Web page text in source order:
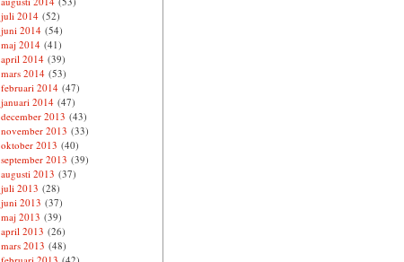
juli 2014(52)
juni 2014(54)
maj 2014(41)
april 2014(39)
mars 2014(53)
februari 2014(47)
januari 2014(47)
december 2013 (43)
november 2013 (33)
oktober 2013 (40)
september 2013 (39)
augusti 2013 (37)
juli 2013 (28)
juni 2013 (37)
maj 2013 (39)
april 2013 (26)
mars 2013 (48)